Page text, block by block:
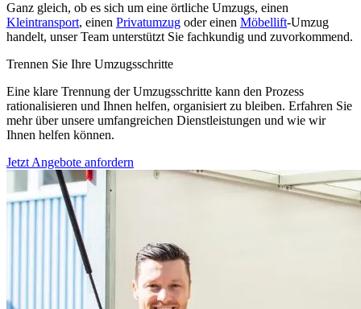
Ganz gleich, ob es sich um eine örtliche Umzugs, einen
Kleintransport, einen Privatumzug oder einen Möbellift-Umzug
handelt, unser Team unterstützt Sie fachkundig und zuvorkommend.
Trennen Sie Ihre Umzugsschritte
Eine klare Trennung der Umzugsschritte kann den Prozess
rationalisieren und Ihnen helfen, organisiert zu bleiben. Erfahren Sie
mehr über unsere umfangreichen Dienstleistungen und wie wir
Ihnen helfen können.
Jetzt Angebote anfordern